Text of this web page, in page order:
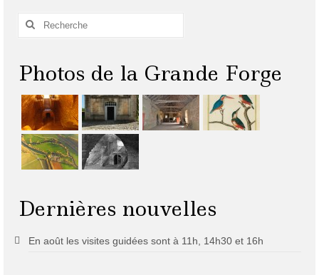
Rechercher
Photos de la Grande Forge
Dernières nouvelles
En août les visites guidées sont à 11h, 14h30 et 16h